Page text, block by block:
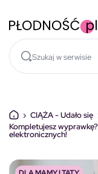
› CIĄŻA - Udało się
Kompletujesz
elektronicznych!